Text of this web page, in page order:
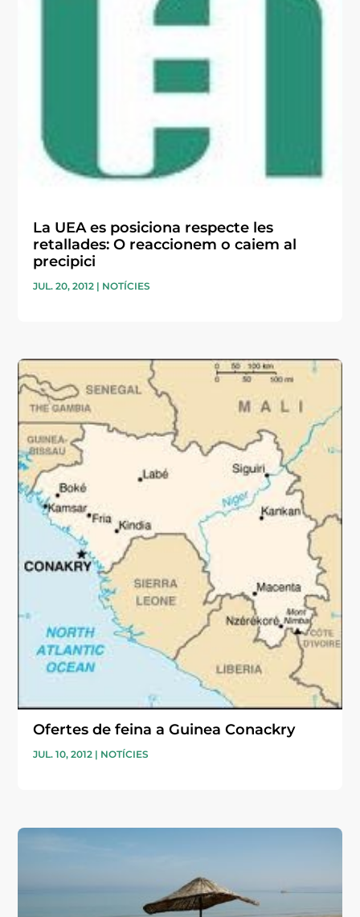
La UEA es posiciona respecte les
retallades: O reaccionem o caiem al
precipici
JUL. 20, 2012 | NOTÍCIES
Ofertes de feina a Guinea Conackry
JUL. 10, 2012 | NOTÍCIES